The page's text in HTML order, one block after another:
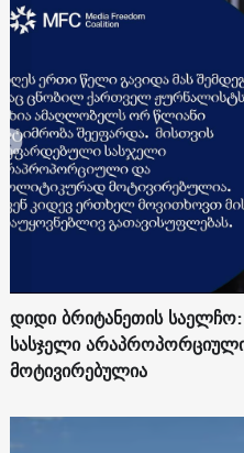
დიდი ბრიტანეთის
სასჯელი
მოტივირებულია